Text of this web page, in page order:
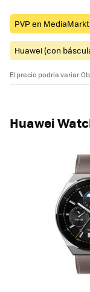
PVP en
Huawei (con
El precio podría variar.
Huawei